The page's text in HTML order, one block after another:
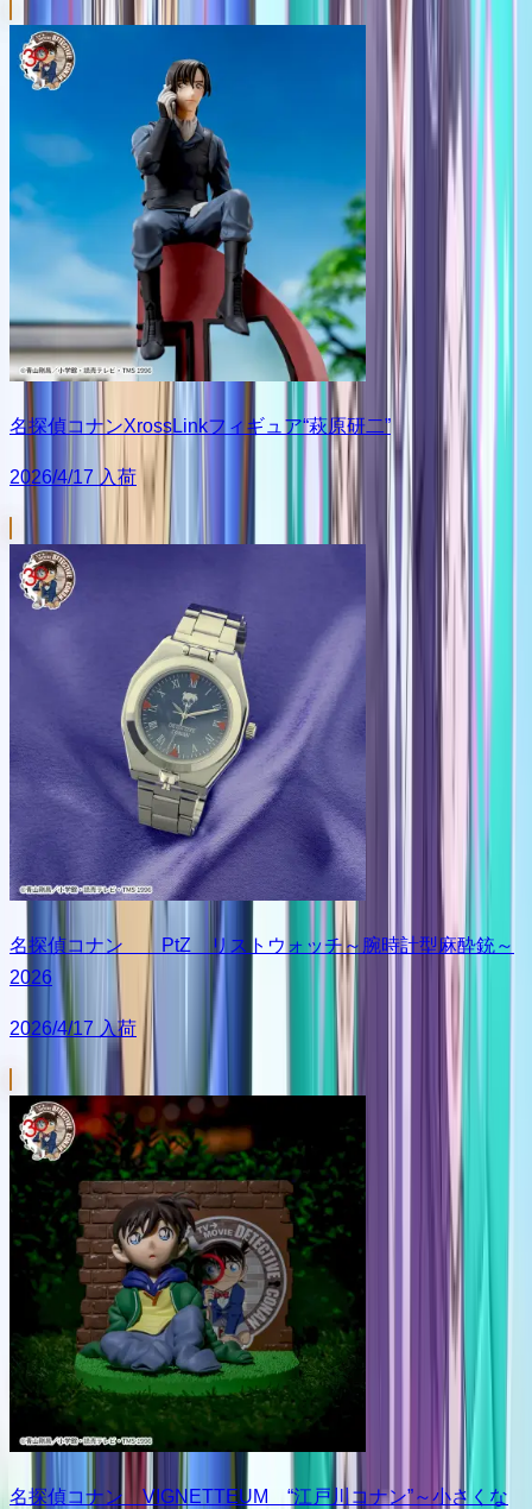
名探偵コナンXrossLinkフィギュア“萩原研二”
2026/4/17 入荷
名探偵コナン PtZ リストウォッチ～腕時計型麻酔銃～
2026
2026/4/17 入荷
名探偵コナン VIGNETTEUM “江戸川コナン”～小さくな